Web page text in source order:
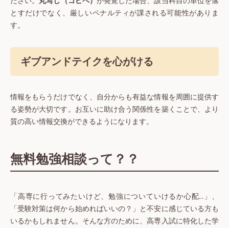
とすだけでなく、厳しいペナルティが課される可能性がありま
す。
ギブアンドテイクを心がける
情報をもらうだけでなく、自分からも有益な情報を周囲に提供す
る姿勢が大切です。お互いに助け合う関係性を築くことで、より
質の高い情報交換ができるようになります。
無料勉強相談って？？
「高専に行ってみたいけど、勉強についていけるか心配…」、
「受験対策は何から始めればいいの？」と不安に感じている方も
いるかもしれません。そんな方のために、高専入試に特化した学